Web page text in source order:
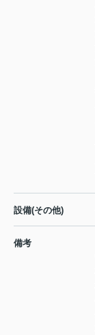
設備(その他)
備考